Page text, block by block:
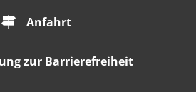
Anfahrt
zur Barrierefreiheit